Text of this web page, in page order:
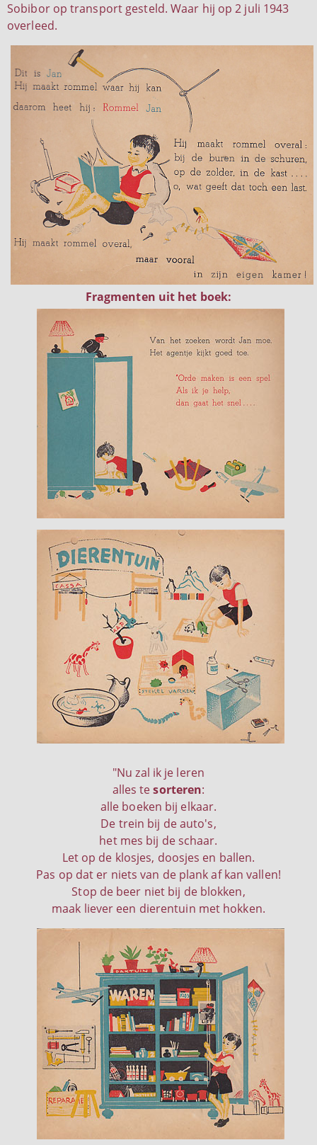
Sobibor op transport gesteld. Waar hij op 2 juli 1943
overleed.
Fragmenten uit het boek:
"Nu zal ik je leren
alles tesorteren:
alle boeken bij elkaar.
De trein bij de auto's,
het mes bij de schaar.
Let op de klosjes, doosjes en ballen.
Pas op dat er niets van de plank af kan vallen!
Stop de beer niet bij de blokken,
maak liever een dierentuin met hokken.